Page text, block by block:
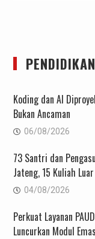
PENDIDIKAN
Koding dan AI
Bukan Ancaman
06/08/2026
73 Santri dan
Jateng, 15 Kuliah
04/08/2026
Perkuat Layanan
Luncurkan Modul Emas